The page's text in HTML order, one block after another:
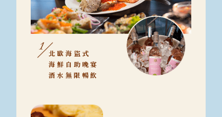
北歐海盜式
海鮮自助晚宴
酒水無限暢飲